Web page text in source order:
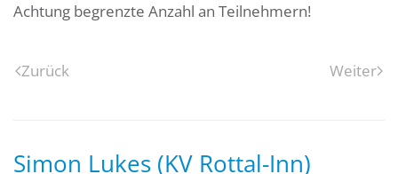
Achtung begrenzte Anzahl an Teilnehmern!
Zurück Weiter
Simon Lukes (KV Rottal-Inn)